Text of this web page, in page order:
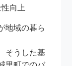
向上
地域の暮ら
そうした基